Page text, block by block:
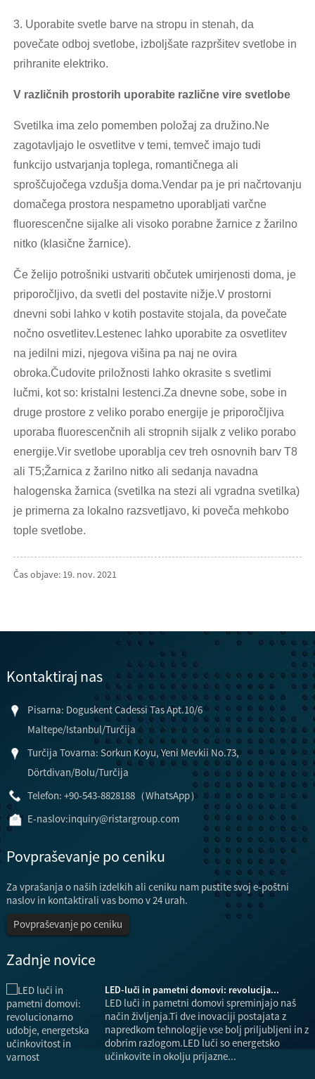
3. Uporabite svetle barve na stropu in stenah, da
povečate odboj svetlobe, izboljšate razpršitev svetlobe in
prihranite elektriko.
V različnih prostorih uporabite različne vire svetlobe
Svetilka ima zelo pomemben položaj za družino.Ne
zagotavljajo le osvetlitve v temi, temveč imajo tudi
funkcijo ustvarjanja toplega, romantičnega ali
sproščujočega vzdušja doma.Vendar pa je pri načrtovanju
domačega prostora nespametno uporabljati varčne
fluorescenčne sijalke ali visoko porabne žarnice z žarilno
nitko (klasične žarnice).
Če želijo potrošniki ustvariti občutek umirjenosti doma, je
priporočljivo, da svetli del postavite nižje.V prostorni
dnevni sobi lahko v kotih postavite stojala, da povečate
nočno osvetlitev.Lestenec lahko uporabite za osvetlitev
na jedilni mizi, njegova višina pa naj ne ovira
obroka.Čudovite priložnosti lahko okrasite s svetlimi
lučmi, kot so: kristalni lestenci.Za dnevne sobe, sobe in
druge prostore z veliko porabo energije je priporočljiva
uporaba fluorescenčnih ali stropnih sijalk z veliko porabo
energije.Vir svetlobe uporablja cev treh osnovnih barv T8
ali T5;Žarnica z žarilno nitko ali sedanja navadna
halogenska žarnica (svetilka na stezi ali vgradna svetilka)
je primerna za lokalno razsvetljavo, ki poveča mehkobo
tople svetlobe.
Čas objave: 19. nov. 2021
Kontaktiraj nas
Pisarna: Doguskent Cadessi Tas Apt.10/6
Maltepe/Istanbul/Turčija
Turčija Tovarna: Sorkun Koyu, Yeni Mevkii No.73,
Dörtdivan/Bolu/Turčija
Telefon: +90-543-8828188（WhatsApp）
E-naslov:inquiry@ristargroup.com
Povpraševanje po ceniku
Za vprašanja o naših izdelkih ali ceniku nam pustite svoj e-poštni
naslov in kontaktirali vas bomo v 24 urah.
Povpraševanje po ceniku
Zadnje novice
LED-luči in pametni domovi: revolucija...
LED luči in pametni domovi spreminjajo naš
način življenja.Ti dve inovaciji postajata z
napredkom tehnologije vse bolj priljubljeni in z
dobrim razlogom.LED luči so energetsko
učinkovite in okolju prijazne...